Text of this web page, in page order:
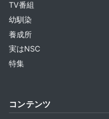
TV番組
幼馴染
養成所
実はNSC
特集
コンテンツ